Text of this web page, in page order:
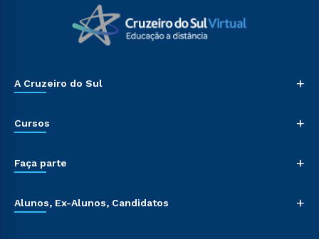
A Cruzeiro do Sul +
Cursos +
Faça parte +
Alunos, Ex-Alunos, Candidatos +